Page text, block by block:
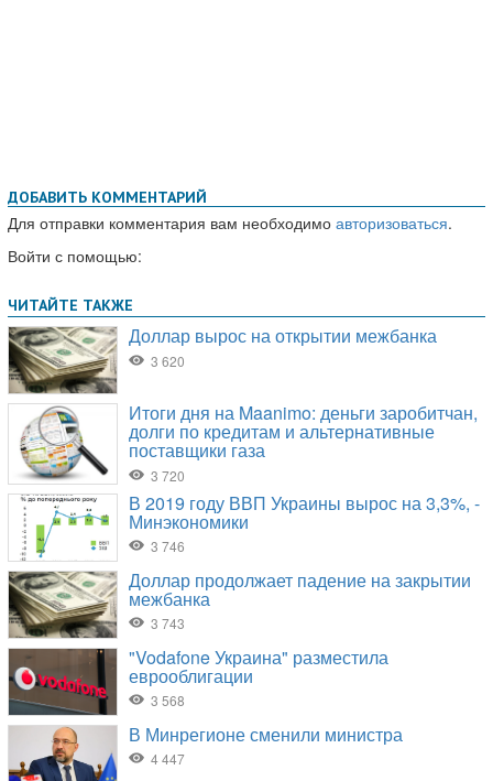
ДОБАВИТЬ КОММЕНТАРИЙ
Для отправки комментария вам необходимо авторизоваться.
Войти с помощью: